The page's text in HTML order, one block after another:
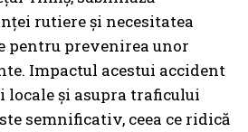
rutiere și necesitatea
pentru prevenirea unor
Impactul acestui accident
locale și asupra traficului
semnificativ, ceea ce ridică